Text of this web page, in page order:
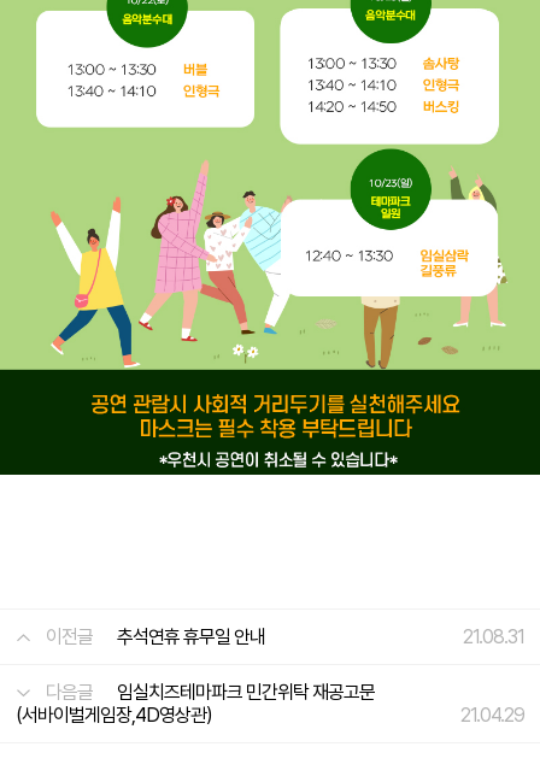
이전글 추석연휴 휴무일 안내 21.08.31
다음글
임실치즈테마파크 민간위탁 재공고문
(서바이벌게임장,4D영상관)
21.04.29